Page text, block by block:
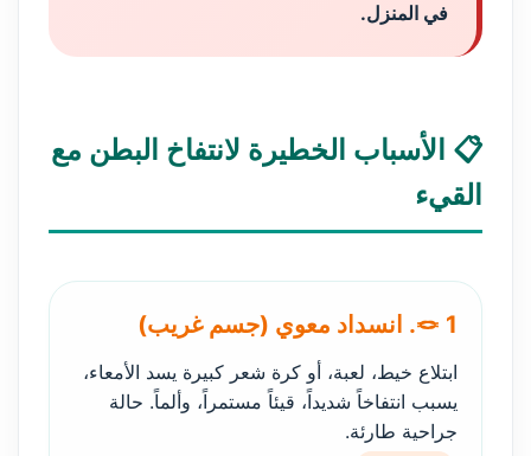
في المنزل.
📋 الأسباب الخطيرة لانتفاخ البطن مع
القيء
🪢 1. انسداد معوي (جسم غريب)
ابتلاع خيط، لعبة، أو كرة شعر كبيرة يسد الأمعاء،
يسبب انتفاخاً شديداً، قيئاً مستمراً، وألماً. حالة
جراحية طارئة.